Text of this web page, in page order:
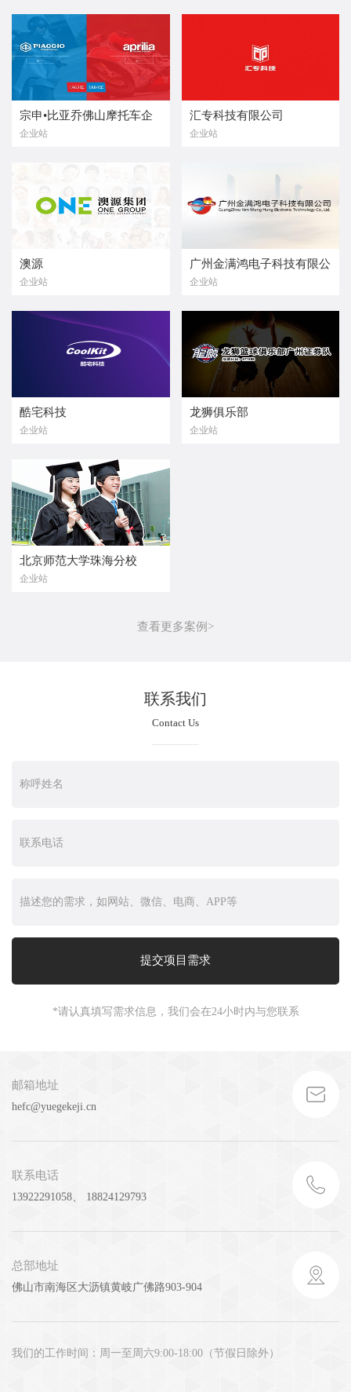
宗申•比亚乔佛山摩托车企
业有限公司
企业站
汇专科技有限公司
企业站
澳源
企业站
广州金满鸿电子科技有限公
司
企业站
酷宅科技
企业站
龙狮俱乐部
企业站
北京师范大学珠海分校
企业站
查看更多案例>
联系我们
Contact Us
*请认真填写需求信息，我们会在24小时内与您联系
邮箱地址
hefc@yuegekeji.cn
联系电话
13922291058、 18824129793
总部地址
佛山市南海区大沥镇黄岐广佛路903-904
我们的工作时间：周一至周六9:00-18:00（节假日除外）